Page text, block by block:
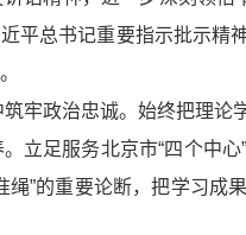
平总书记重要指示批示
牢政治忠诚。始终把理
立足服务北京市“四个中
”的重要论断，把学习成